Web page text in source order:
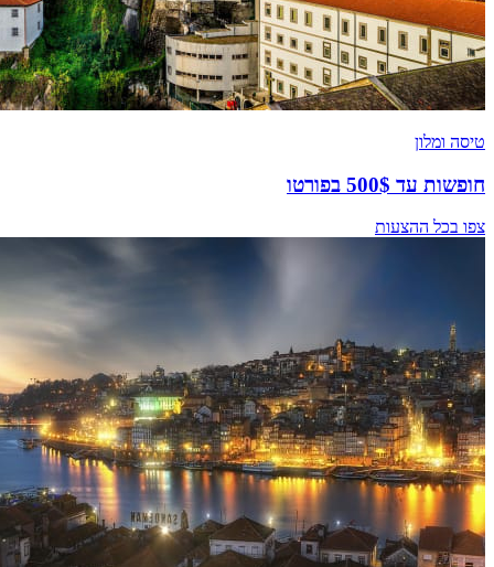
טיסה ומלון
חופשות עד 500$ בפורטו
צפו בכל ההצעות